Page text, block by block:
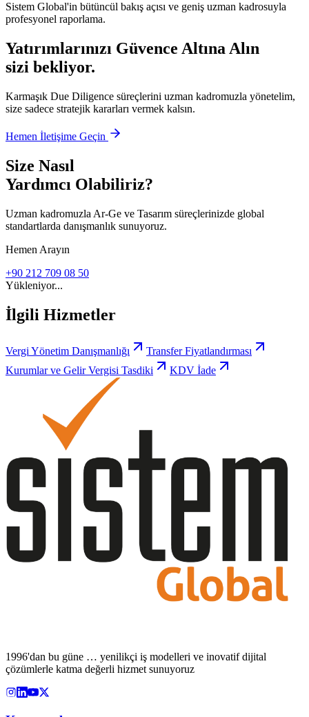
Sistem Global'in bütüncül bakış açısı ve geniş uzman kadrosuyla
profesyonel raporlama.
Yatırımlarınızı Güvence Altına Alın
sizi bekliyor.
Karmaşık Due Diligence süreçlerini uzman kadromuzla yönetelim,
size sadece stratejik kararları vermek kalsın.
Hemen İletişime Geçin
Size Nasıl
Yardımcı Olabiliriz?
Uzman kadromuzla Ar-Ge ve Tasarım süreçlerinizde global
standartlarda danışmanlık sunuyoruz.
Hemen Arayın
+90 212 709 08 50
Yükleniyor...
İlgili Hizmetler
Vergi Yönetim Danışmanlığı
Transfer Fiyatlandırması
Kurumlar ve Gelir Vergisi Tasdiki
KDV İade
1996'dan bu güne … yenilikçi iş modelleri ve inovatif dijital
çözümlerle katma değerli hizmet sunuyoruz